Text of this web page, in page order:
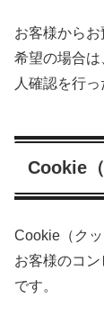
お客様から
希望の場合
人確認を行
Cookie
Cookie（ク
お客様のコ
です。